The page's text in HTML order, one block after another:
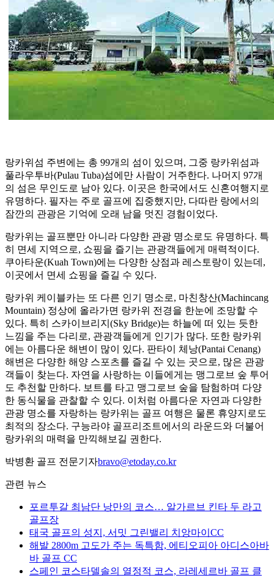
랑카위섬 주변에는 총 99개의 섬이 있으며, 그중 랑카위섬과
풀라우투바(Pulau Tuba)섬에만 사람이 거주한다. 나머지 97개
의 섬은 무인도로 남아 있다. 이곳은 한국에서도 신혼여행지로
유명하다. 필자는 주로 골프에 집중했지만, 다따란 랑에서의
잠깐의 관광은 기억에 오래 남을 멋진 경험이었다.
랑카위는 골프뿐만 아니라 다양한 관광 명소로도 유명하다. 특
히 면세 지역으로, 쇼핑을 즐기는 관광객들에게 매력적이다.
쿠아타운(Kuah Town)에는 다양한 상점과 레스토랑이 있는데,
이곳에서 면세 쇼핑을 즐길 수 있다.
랑카위 케이블카는 또 다른 인기 명소로, 마친창산(Machincang
Mountain) 정상에 올라가면 랑카위 전경을 한눈에 조망할 수
있다. 특히 스카이브리지(Sky Bridge)는 하늘에 떠 있는 듯한
느낌을 주는 다리로, 관광객들에게 인기가 많다. 또한 랑카위
에는 아름다운 해변이 많이 있다. 판타이 체낭(Pantai Cenang)
해변은 다양한 해양 스포츠를 즐길 수 있는 곳으로, 많은 관광
객들이 찾는다. 자연을 사랑하는 이들에게는 맹그로브 숲 투어
도 추천할 만하다. 보트를 타고 맹그로브 숲을 탐험하며 다양
한 동식물을 관찰할 수 있다. 이처럼 아름다운 자연과 다양한
관광 명소를 자랑하는 랑카위는 골프 여행은 물론 휴양지로도
최적의 장소다. 구능라야 골프리조트에서의 라운드와 더불어
랑카위의 매력을 만끽해보길 권한다.
박병환 골프 전문기자bravo@etoday.co.kr
관련 뉴스
포르투갈 최남단 낭만의 코스… 알가르브 킨타 두 라고
골프장
태국 골프의 성지, 서밋 그린밸리 치앙마이CC
해발 2800m 고도가 주는 독특함, 에티오피아 아디스아바
바 골프 CC
스페인 코스타델솔의 열정적 코스, 라레세르바 골프 클